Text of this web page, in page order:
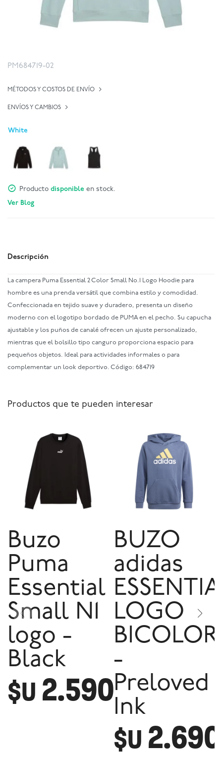
PM684719-02
MÉTODOS Y COSTOS DE ENVÍO
ENVÍOS Y CAMBIOS
White
Producto disponible en stock.
Ver Blog
Descripción
La campera Puma Essential 2 Color Small No.1 Logo Hoodie para
hombre es una prenda versátil que combina estilo y comodidad.
Confeccionada en tejido suave y duradero, presenta un diseño
moderno con el logotipo bordado de PUMA en el pecho. Su capucha
ajustable y los puños de canalé ofrecen un ajuste personalizado,
mientras que el bolsillo tipo canguro proporciona espacio para
pequeños objetos. Ideal para actividades informales o para
complementar un look deportivo. Código: 684719
Productos que te pueden interesar
Buzo
Puma
Essential
Small N1
logo -
Black
$U 2.590
BUZO
adidas
LOGO
BICOLOR
-
Preloved
Ink
$U 2.690